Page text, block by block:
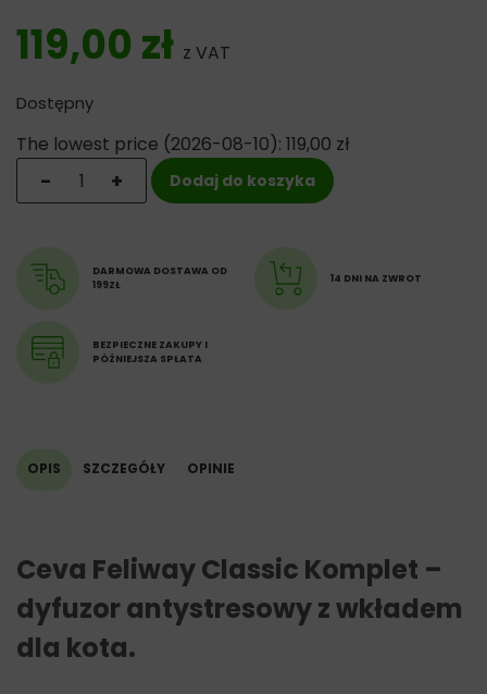
119,00 zł z VAT
Dostępny
The lowest price (2026-08-10): 119,00 zł
ilość Ceva Feliway Classic Komplet - dyfuzor
+
- Dodaj do koszyka
DARMOWA DOSTAWA OD
199ZŁ
14 DNI NA ZWROT
BEZPIECZNE ZAKUPY I
PÓŹNIEJSZA SPŁATA
OPIS SZCZEGÓŁY OPINIE
Ceva Feliway Classic Komplet –
dyfuzor antystresowy z wkładem
dla kota.